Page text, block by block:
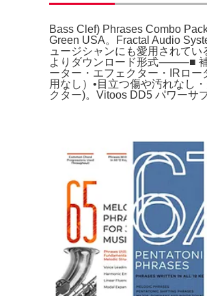
Bass Clef) Phrases Combo
Green USA。Fractal Audio
ュージシャンにも愛用されて
よりダウンロード形式⸻■ 補足
ーター・エフェクター・IRロ
用なし）•目立つ傷や汚れなし
クター)。Vitoos DD5 パワーサ